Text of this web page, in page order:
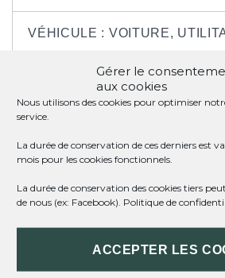
Gérer le
aux cookies
Nous utilisons des cookies pour optimiser
service.
La durée de conservation de ces derniers est
mois pour les cookies fonctionnels.
La durée de conservation des cookies tiers
de nous (ex: Facebook). Politique de
ACCEPTER LES
VÉHICULE : VOITURE,
CONSOMMATION - APPAREIL
FAMILLE - SCOLARITÉ
LOGEMENT
IMPÔTS ET TAXES